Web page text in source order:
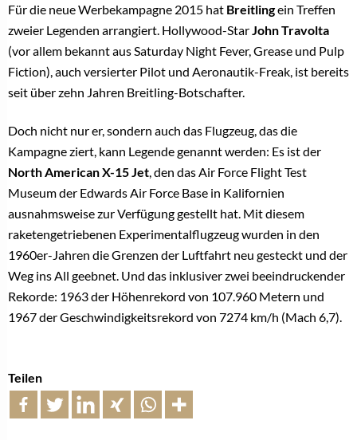
Für die neue Werbekampagne 2015 hat Breitlingein Treffen
zweier Legenden arrangiert. Hollywood-Star John Travolta
(vor allem bekannt aus Saturday Night Fever, Grease und Pulp
Fiction), auch versierter Pilot und Aeronautik-Freak, ist bereits
seit über zehn Jahren Breitling-Botschafter.
Doch nicht nur er, sondern auch das Flugzeug, das die
Kampagne ziert, kann Legende genannt werden: Es ist der
North American X-15 Jet , den das Air Force Flight Test
Museum der Edwards Air Force Base in Kalifornien
ausnahmsweise zur Verfügung gestellt hat. Mit diesem
raketengetriebenen Experimentalflugzeug wurden in den
1960er-Jahren die Grenzen der Luftfahrt neu gesteckt und der
Weg ins All geebnet. Und das inklusiver zwei beeindruckender
Rekorde: 1963 der Höhenrekord von 107.960 Metern und
1967 der Geschwindigkeitsrekord von 7274 km/h (Mach 6,7).
Teilen